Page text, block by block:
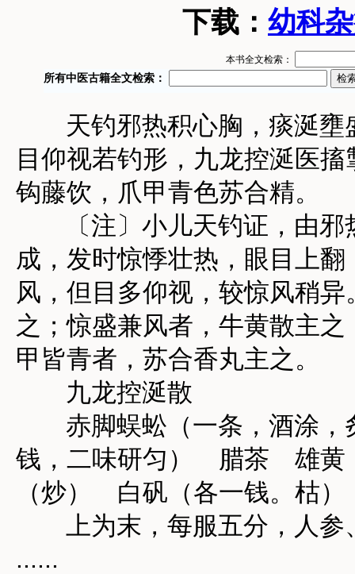
下载： 幼科
本书全文检索：
天钓邪热积心胸，痰涎壅
目仰视若钓形，九龙控涎医
钩藤饮，爪甲青色苏合精。
〔注〕小儿天钓证，由邪
成，发时惊悸壮热，眼目上
风，但目多仰视，较惊风稍
之；惊盛兼风者，牛黄散主
甲皆青者，苏合香丸主之。
九龙控涎散
赤脚蜈蚣（一条，酒涂
钱，二味研匀） 腊茶 雄
（炒） 白矾（各一钱。枯
上为末，每服五分，人参
......